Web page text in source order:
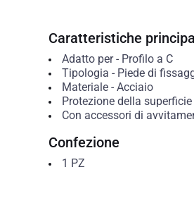
Caratteristiche
Adatto per- Profilo a C
Tipologia - Piede di
Materiale- Acciaio
Protezione della superficie
Con accessori di
Confezione
1 PZ